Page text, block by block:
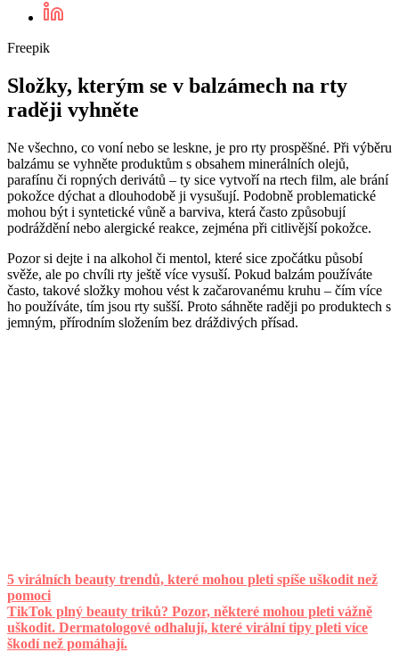
Freepik
Složky, kterým se v balzámech na rty
raději vyhněte
Ne všechno, co voní nebo se leskne, je pro rty prospěšné. Při výběru
balzámu se vyhněte produktům s obsahem minerálních olejů,
parafínu či ropných derivátů – ty sice vytvoří na rtech film, ale brání
pokožce dýchat a dlouhodobě ji vysušují. Podobně problematické
mohou být i syntetické vůně a barviva, která často způsobují
podráždění nebo alergické reakce, zejména při citlivější pokožce.
Pozor si dejte i na alkohol či mentol, které sice zpočátku působí
svěže, ale po chvíli rty ještě více vysuší. Pokud balzám používáte
často, takové složky mohou vést k začarovanému kruhu – čím více
ho používáte, tím jsou rty sušší. Proto sáhněte raději po produktech s
jemným, přírodním složením bez dráždivých přísad.
5 virálních beauty trendů, které mohou pleti spíše uškodit než
pomoci
TikTok plný beauty triků? Pozor, některé mohou pleti vážně
uškodit. Dermatologové odhalují, které virální tipy pleti více
škodí než pomáhají.